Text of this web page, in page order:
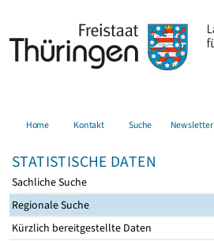
Home Kontakt Suche Newsletter
STATISTISCHE DATEN
Sachliche Suche
Regionale Suche
Kürzlich bereitgestellte Daten